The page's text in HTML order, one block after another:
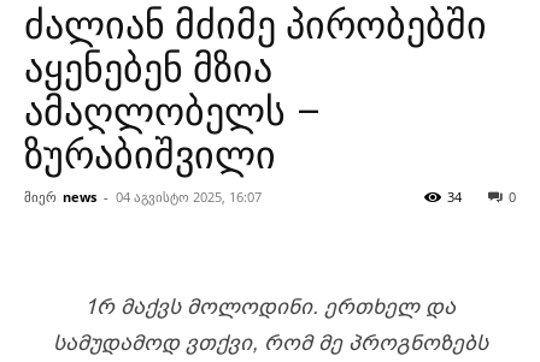
ძალიან მძიმე პირობებში
აყენებენ მზია
ამაღლობელს –
ზურაბიშვილი
მიერ news - 04 აგვისტო 2025, 16:07 0
34
1Რ ᲛᲐᲥᲕᲡ ᲛᲝᲚᲝᲓᲘᲜᲘ. ᲔᲠᲗᲮᲔᲚ ᲓᲐ
ᲡᲐᲛᲣᲓᲐᲛᲝᲓ ᲕᲗᲥᲕᲘ, ᲠᲝᲛ ᲛᲔ ᲞᲠᲝᲒᲜᲝᲖᲔᲑᲡ